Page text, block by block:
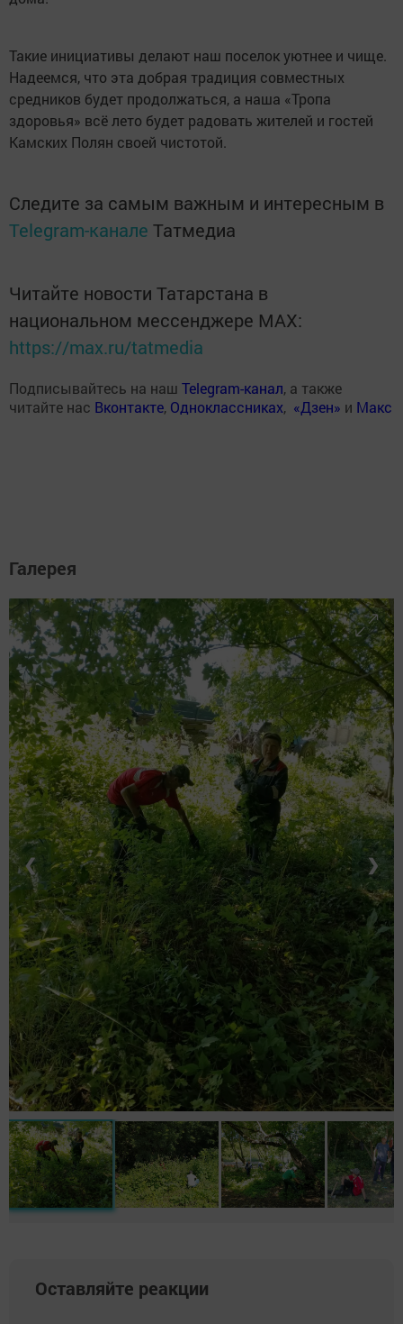
Такие инициативы делают наш поселок уютнее и чище.
Надеемся, что эта добрая традиция совместных
средников будет продолжаться, а наша «Тропа
здоровья» всё лето будет радовать жителей и гостей
Камских Полян своей чистотой.
Следите за самым важным и интересным в
Telegram-канале Татмедиа
Читайте новости Татарстана в
национальном мессенджере MАХ:
https://max.ru/tatmedia
Подписывайтесь на наш Telegram-канал, а также
читайте нас Вконтакте, Одноклассниках, «Дзен» и Макс
Галерея
❮ ❯
Оставляйте реакции